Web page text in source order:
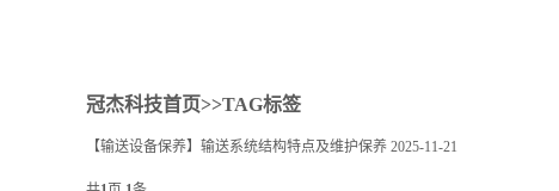
冠杰科技首页>>TAG标签
【输送设备保养】输送系统结构特点及维护保养 2025-11-21